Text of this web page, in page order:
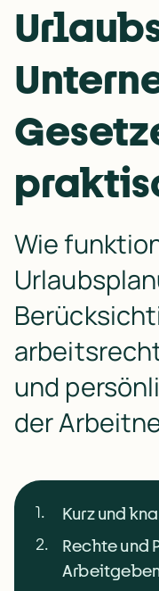
Wie
und
der
1.
Kurz und
2.
Rechte und